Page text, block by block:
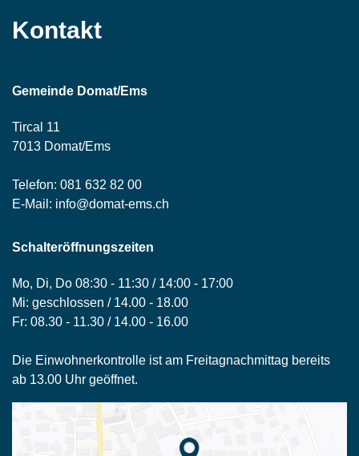
Kontakt
Gemeinde Domat/Ems
Tircal 11
7013 Domat/Ems
Telefon: 081 632 82 00
E-Mail: info@domat-ems.ch
Schalteröffnungszeiten
Mo, Di, Do 08:30 - 11:30 / 14:00 - 17:00
Mi: geschlossen / 14.00 - 18.00
Fr: 08.30 - 11.30 / 14.00 - 16.00
Die Einwohnerkontrolle ist am Freitagnachmittag bereits
ab 13.00 Uhr geöffnet.